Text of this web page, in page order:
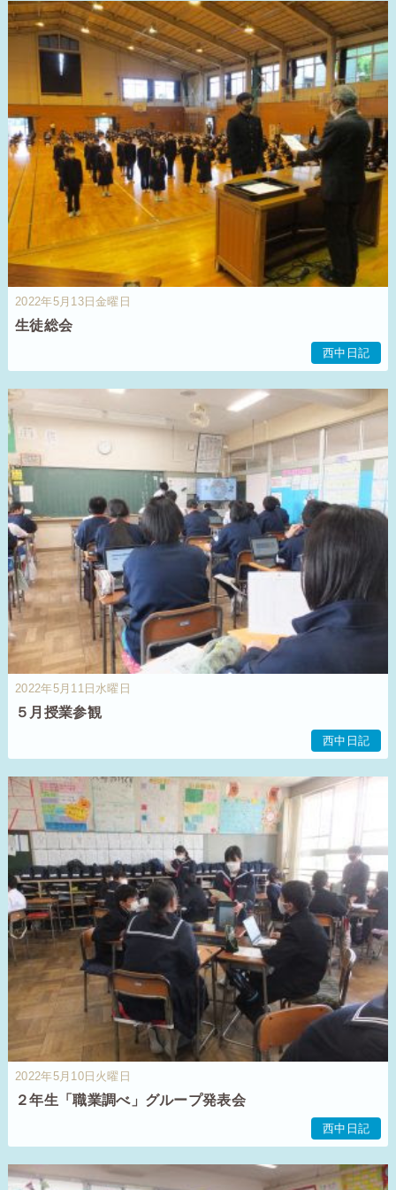
2022年5月13日金曜日
生徒総会
西中日記
2022年5月11日水曜日
５月授業参観
西中日記
2022年5月10日火曜日
２年生「職業調べ」グループ発表会
西中日記